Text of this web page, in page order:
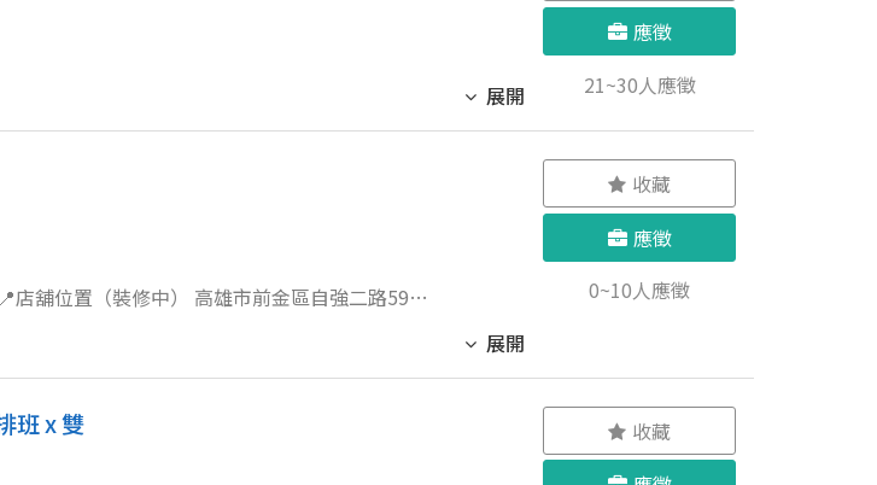
展開
應徵
21~30人應徵
🥪 櫃檯（結帳收銀 協
的餐點） 煎台（烹飪食材） 炒台（煮茶 備料
展開
收藏
應徵
0~10人應徵
班 x 雙
收藏